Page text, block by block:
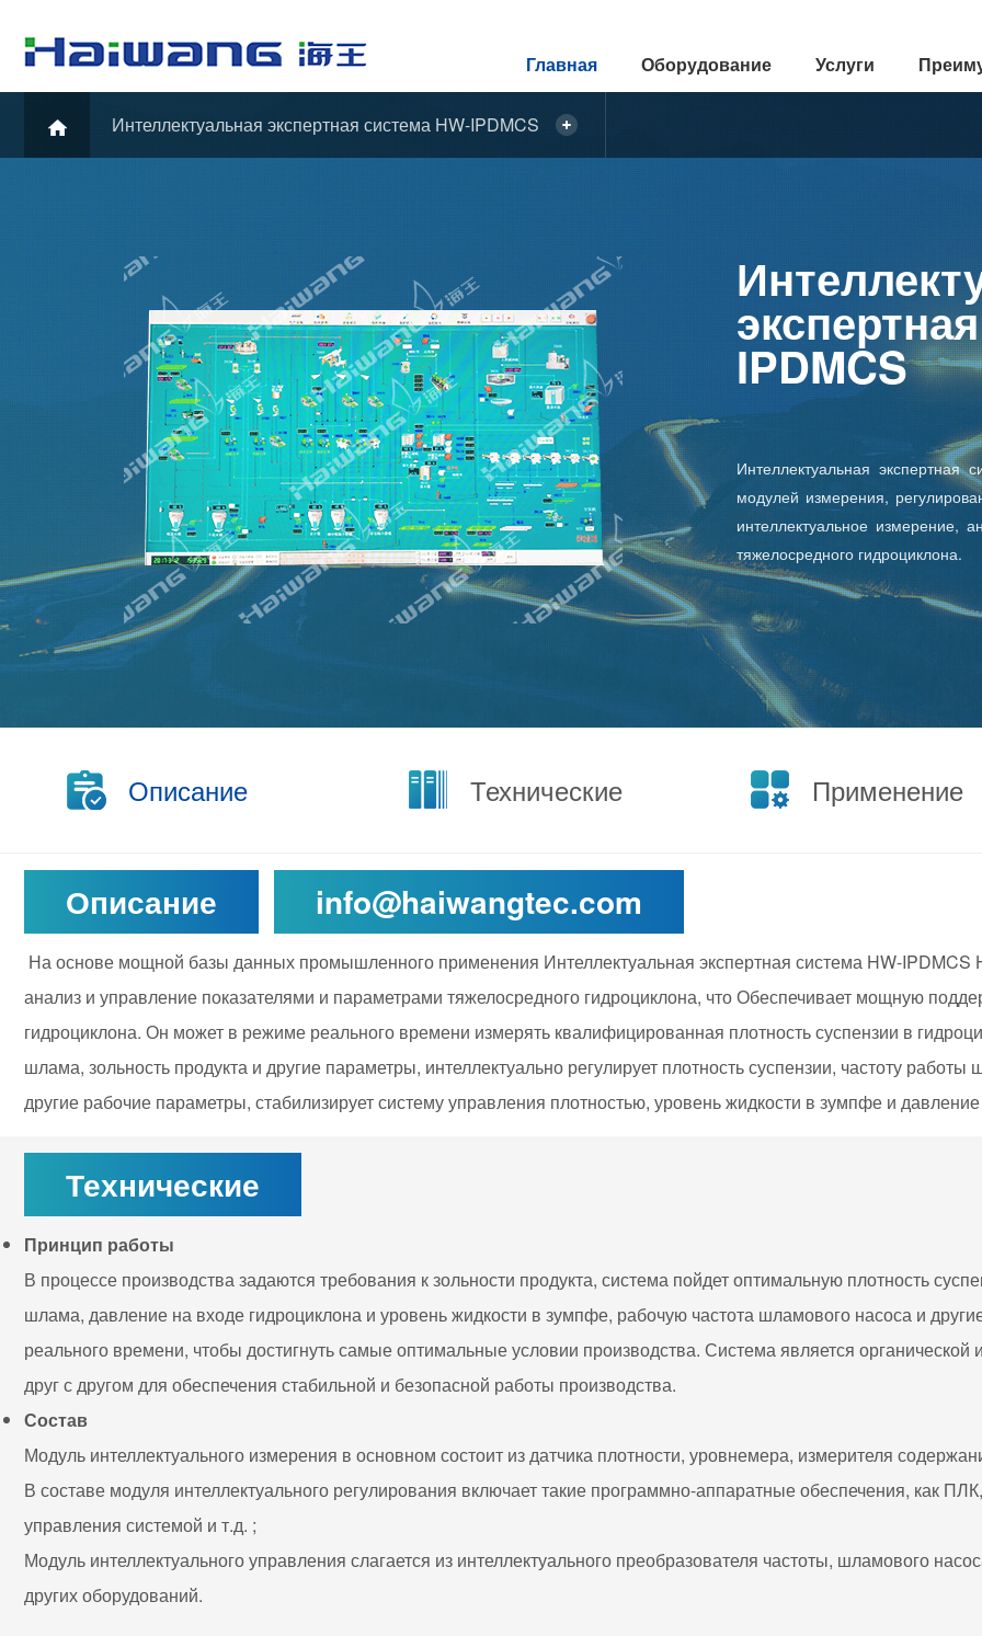
Главная Оборудование Услуги
Интеллектуальная экспертная система HW-IPDMCS
IPDMCS
Интеллектуальная экспертная
модулей измерения,
интеллектуальное измерение,
тяжелосредного гидроциклона.
Описание Технические Применение
Описание info@haiwangtec.com
На основе мощной базы данных промышленного применения Интеллектуальная экспертная система HW-IPDMCS
анализ и управление показателями и параметрами тяжелосредного гидроциклона, что Обеспечивает мощную
гидроциклона. Он может в режиме реального времени измерять квалифицированная плотность суспензии в
шлама, зольность продукта и другие параметры, интеллектуально регулирует плотность суспензии, частоту
другие рабочие параметры, стабилизирует систему управления плотностью, уровень жидкости в зумпфе и
Технические
Принцип работы
В процессе производства задаются требования к зольности продукта, система пойдет оптимальную плотность
шлама, давление на входе гидроциклона и уровень жидкости в зумпфе, рабочую частота шламового насоса и
реального времени, чтобы достигнуть самые оптимальные условии производства. Система является
друг с другом для обеспечения стабильной и безопасной работы производства.
Состав
Модуль интеллектуального измерения в основном состоит из датчика плотности, уровнемера, измерителя
В составе модуля интеллектуального регулирования включает такие программно-аппаратные обеспечения, как
управления системой и т.д. ;
Модуль интеллектуального управления слагается из интеллектуального преобразователя частоты, шламового
других оборудований.